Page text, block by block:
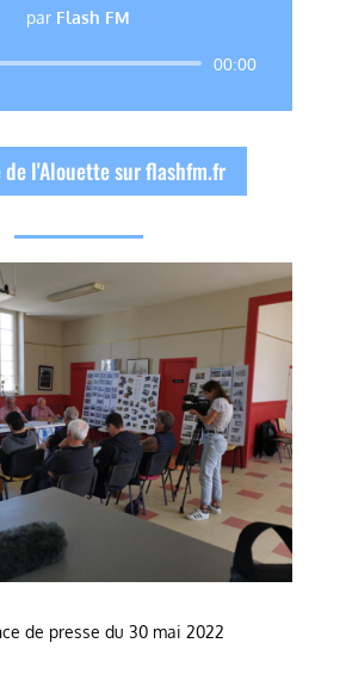
par Flash FM
Lecteur
00:00
de l'Alouette sur flashfm.fr
de presse du 30 mai 2022